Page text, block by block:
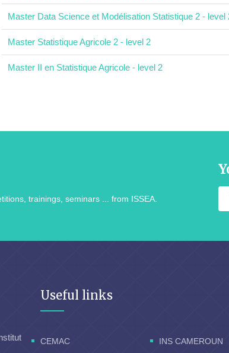
Master Data Science et Modélisation Statistique 2 - level
Master Statistique Agricole 2 - level 2
Master II en Statistique Agricole - level 2
trainings, seminars ... from ISSEA.
Useful links
CEMAC INS CAMEROUN